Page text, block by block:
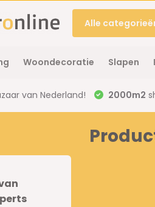
Alle
Woondecoratie Slapen
van Nederland! 2000m2